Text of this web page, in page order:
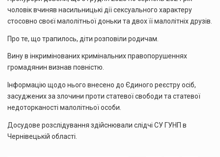
чоловік вчиняв насильницькі дії сексуального характеру
стосовно своєї малолітньої доньки та двох її малолітніх друзів.
Про те, що трапилось, діти розповіли родичам.
Вину в інкримінованих кримінальних правопорушеннях
громадянин визнав повністю.
Інформацію щодо нього внесено до Єдиного реєстру осіб,
засуджених за злочини проти статевої свободи та статевої
недоторканості малолітньої особи.
Досудове розслідування здійснювали слідчі СУ ГУНП в
Чернівецькій області.